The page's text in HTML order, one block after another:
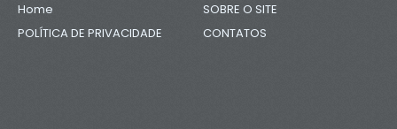
Home
SOBRE O SITE
POLÍTICA DE PRIVACIDADE
CONTATOS